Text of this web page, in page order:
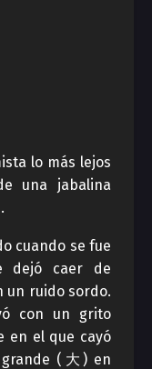
lo más lejos
una jabalina
cuando se fue
dejó caer de
un ruido sordo.
con un grito
en el que cayó
(大) en